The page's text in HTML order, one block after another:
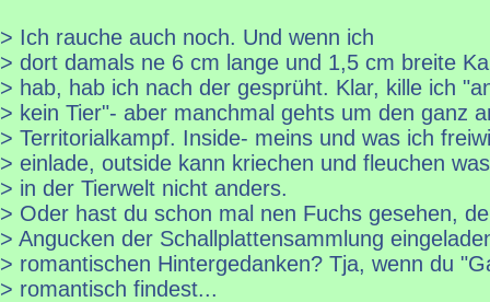
> Ich rauche auch noch. Und wenn ich
> dort damals ne 6 cm lange und 1,5 cm breite
> hab, hab ich nach der gesprüht. Klar, kille ich
> kein Tier"- aber manchmal gehts um den ganz
> Territorialkampf. Inside- meins und was ich
> einlade, outside kann kriechen und fleuchen
> in der Tierwelt nicht anders.
> Oder hast du schon mal nen Fuchs gesehen,
> Angucken der Schallplattensammlung
> romantischen Hintergedanken? Tja, wenn du
> romantisch findest...